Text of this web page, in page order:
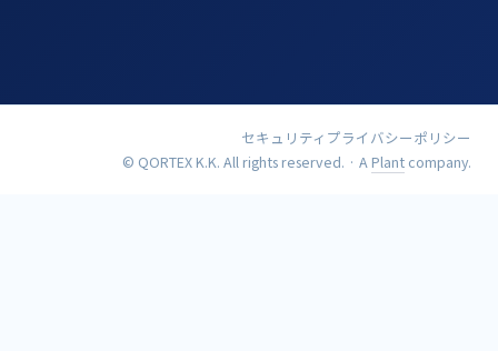
© QORTEX K.K. All rights reserved. · A Plant company.
セキュリティ プライバシーポリシー